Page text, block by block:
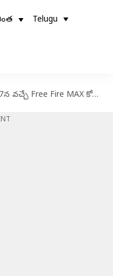
Telugu
Free Fire MAX కోడ్స్ రీడీమ్ విధానం